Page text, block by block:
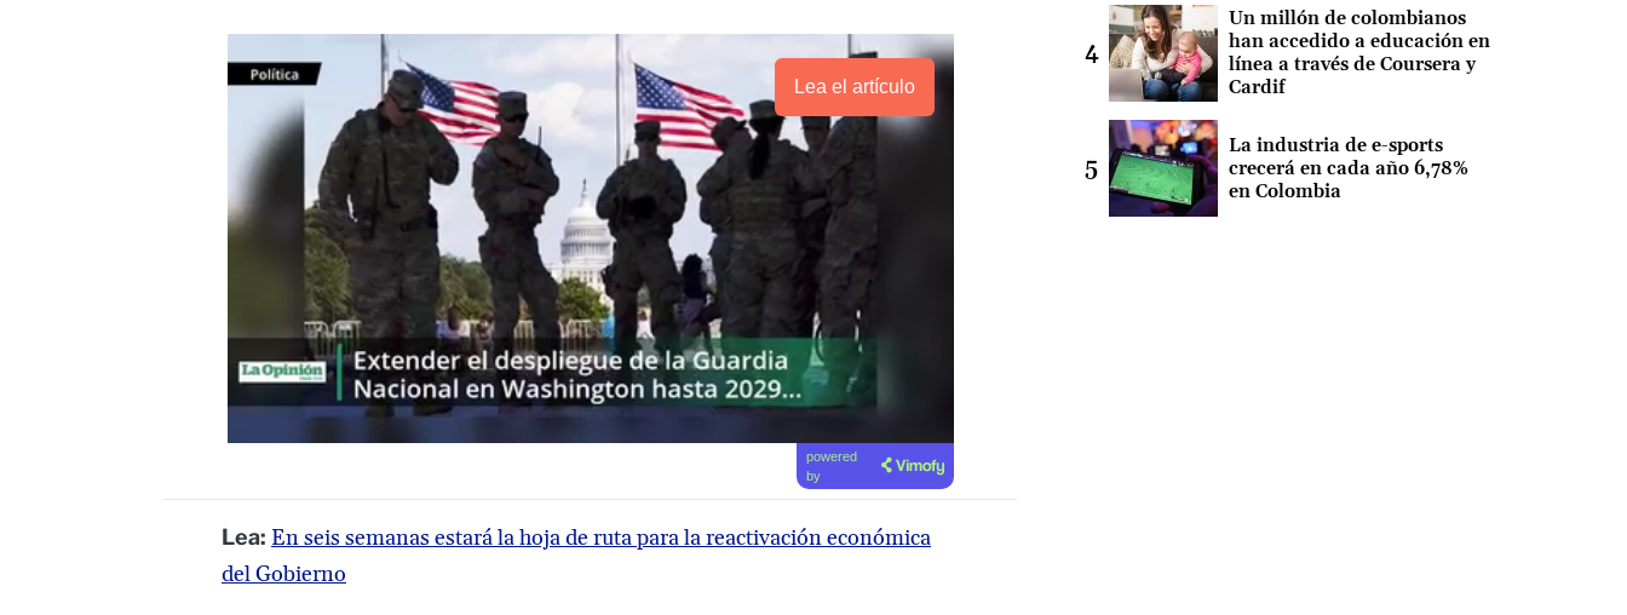
Lea el artículo
powered
by
Lea: En seis semanas estará la hoja de ruta para la reactivación económica
del Gobierno
Un millón de colombianos
han accedido a educación en
línea a través de Coursera y
Cardif
La industria de e-sports
crecerá en cada año 6,78%
en Colombia